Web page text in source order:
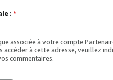
: *
associée à votre compte
accéder à cette adresse, veuillez
commentaires.